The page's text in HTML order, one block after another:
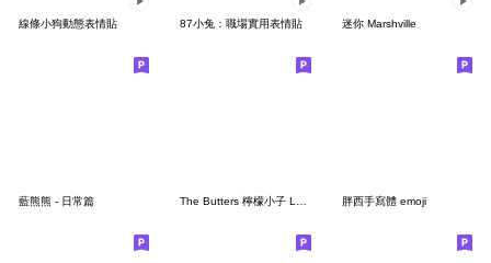
線條小狗動態表情貼 87小兔：職場實用表情貼 迷你 Marshville
藍熊熊 - 日常篇 胖西手寫體 emoji